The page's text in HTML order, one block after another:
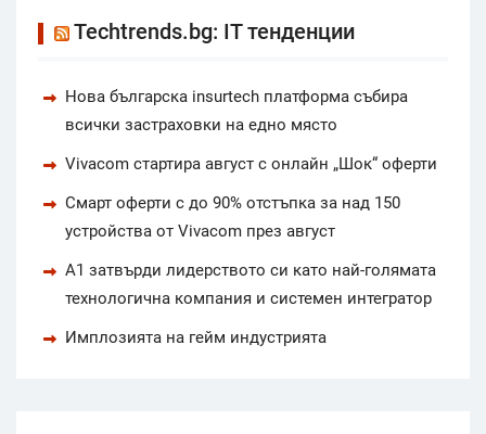
Techtrends.bg: IT тенденции
Нова българска insurtech платформа събира
всички застраховки на едно място
Vivacom стартира август с онлайн „Шок“ оферти
Смарт оферти с до 90% отстъпка за над 150
устройства от Vivacom през август
А1 затвърди лидерството си като най-голямата
технологична компания и системен интегратор
Имплозията на гейм индустрията